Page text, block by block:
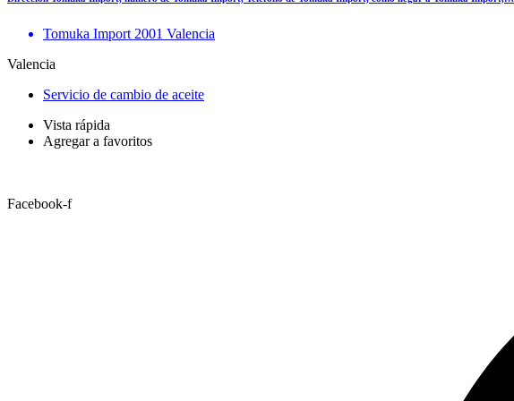
Tomuka Import 2001 Valencia
Valencia
Servicio de cambio de aceite
Vista rápida
Agregar a favoritos
Facebook-f